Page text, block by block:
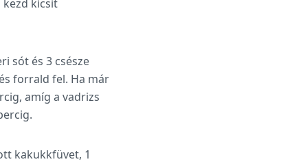
kezd kicsit
sót és 3 csésze
forrald fel. Ha már
amíg a vadrizs
kakukkfüvet, 1